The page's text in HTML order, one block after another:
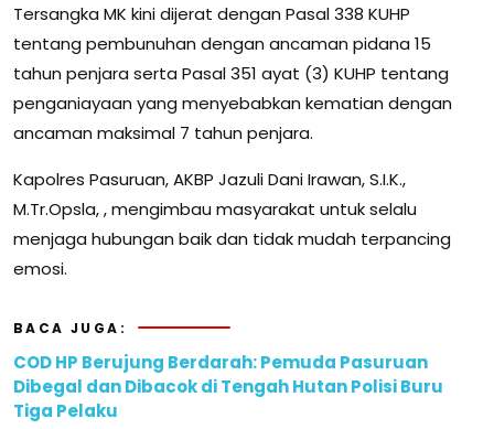
Tersangka MK kini dijerat dengan Pasal 338 KUHP
tentang pembunuhan dengan ancaman pidana 15
tahun penjara serta Pasal 351 ayat (3) KUHP tentang
penganiayaan yang menyebabkan kematian dengan
ancaman maksimal 7 tahun penjara.
Kapolres Pasuruan, AKBP Jazuli Dani Irawan, S.I.K.,
M.Tr.Opsla, , mengimbau masyarakat untuk selalu
menjaga hubungan baik dan tidak mudah terpancing
emosi.
BACA JUGA:
COD HP Berujung Berdarah: Pemuda Pasuruan
Dibegal dan Dibacok di Tengah Hutan Polisi Buru
Tiga Pelaku